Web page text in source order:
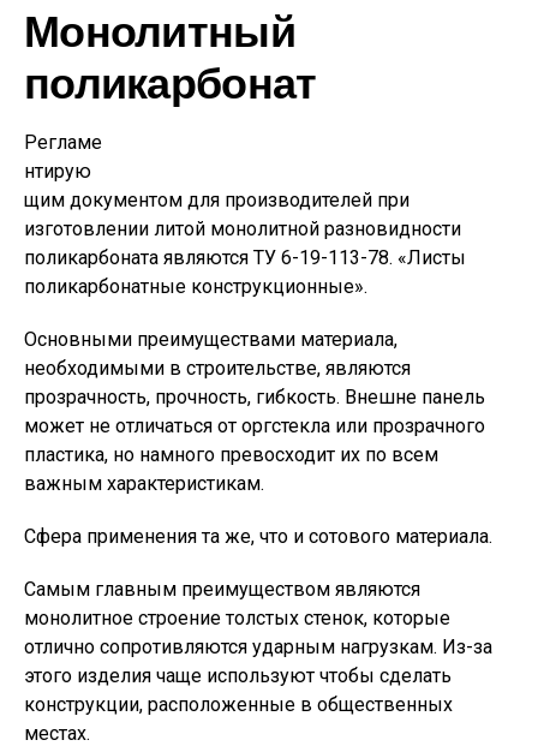
Монолитный
поликарбонат
Регламе
нтирую
щим документом для производителей при
изготовлении литой монолитной разновидности
поликарбоната являются ТУ 6-19-113-78. «Листы
поликарбонатные конструкционные».
Основными преимуществами материала,
необходимыми в строительстве, являются
прозрачность, прочность, гибкость. Внешне панель
может не отличаться от оргстекла или прозрачного
пластика, но намного превосходит их по всем
важным характеристикам.
Сфера применения та же, что и сотового материала.
Самым главным преимуществом являются
монолитное строение толстых стенок, которые
отлично сопротивляются ударным нагрузкам. Из-за
этого изделия чаще используют чтобы сделать
конструкции, расположенные в общественных
местах.